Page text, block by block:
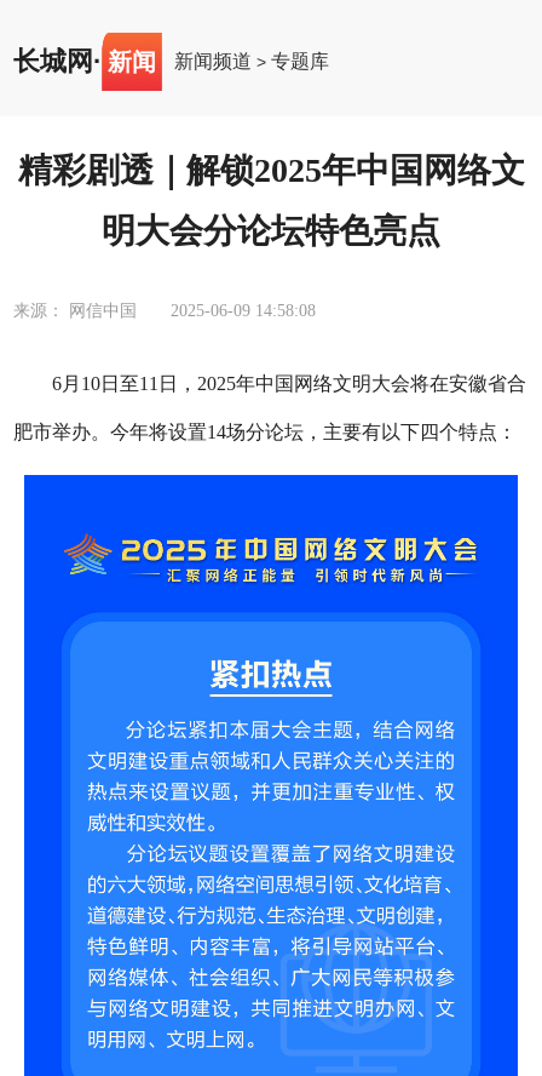
长城网 · 新闻 新闻频道 >专题库
精彩剧透｜解锁2025年中国网络文
明大会分论坛特色亮点
来源： 网信中国 2025-06-09 14:58:08
6月10日至11日，2025年中国网络文明大会将在安徽省合
肥市举办。今年将设置14场分论坛，主要有以下四个特点：